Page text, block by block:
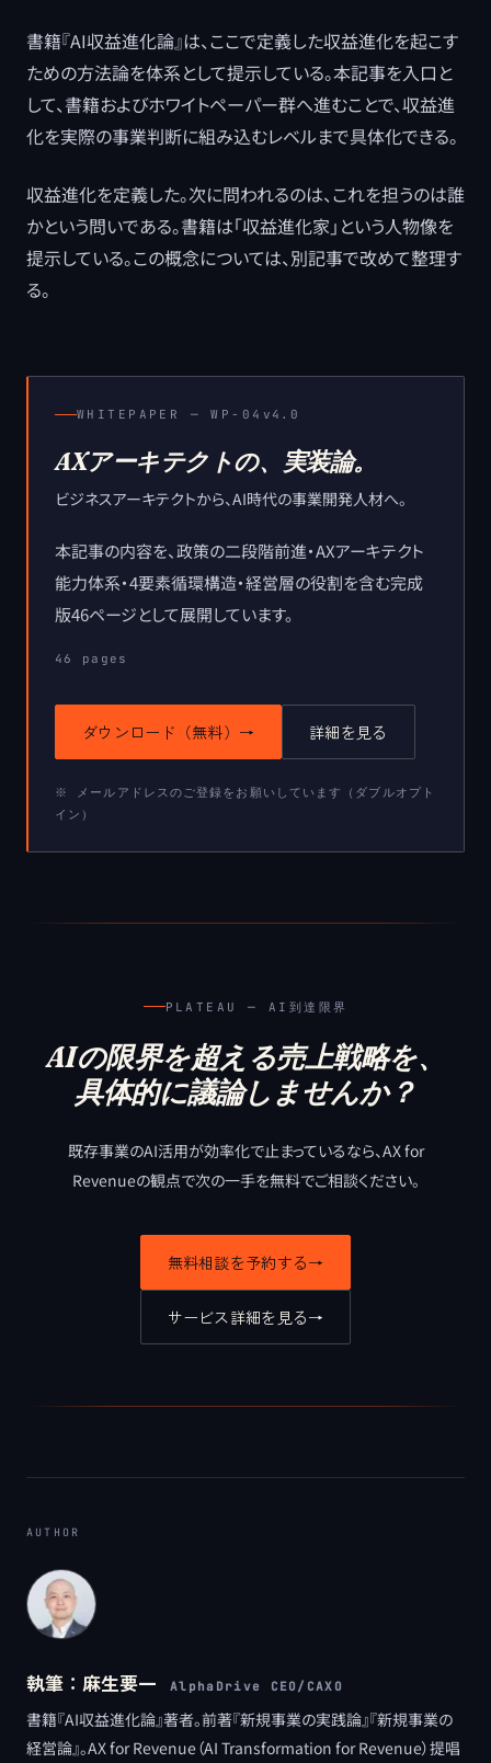
書籍『AI収益進化論』は、ここで定義した収益進化を起こす
ための方法論を体系として提示している。本記事を入口と
して、書籍およびホワイトペーパー群へ進むことで、収益進
化を実際の事業判断に組み込むレベルまで具体化できる。
収益進化を定義した。次に問われるのは、これを担うのは誰
かという問いである。書籍は「収益進化家」という人物像を
提示している。この概念については、別記事で改めて整理す
る。
WHITEPAPER ─WP-04 v4.0
AXアーキテクトの、実装論。
ビジネスアーキテクトから、AI時代の事業開発人材へ。
本記事の内容を、政策の二段階前進・AXアーキテクト
能力体系・4要素循環構造・経営層の役割を含む完成
版46ページとして展開しています。
46 pages
ダウンロード（無料） → 詳細を見る
※ メールアドレスのご登録をお願いしています（ダブルオプト
イン）
PLATEAU ─ AI到達限界
AIの限界を超える売上戦略を、
具体的に議論しませんか？
既存事業のAI活用が効率化で止まっているなら、AX for
Revenueの観点で次の一手を無料でご相談ください。
無料相談を予約する→
サービス詳細を見る→
AUTHOR
執筆： 麻生要一 AlphaDrive CEO/CAXO
書籍『AI収益進化論』著者。前著『新規事業の実践論』『新規事業の
経営論』。AX for Revenue（AI Transformation for Revenue）提唱